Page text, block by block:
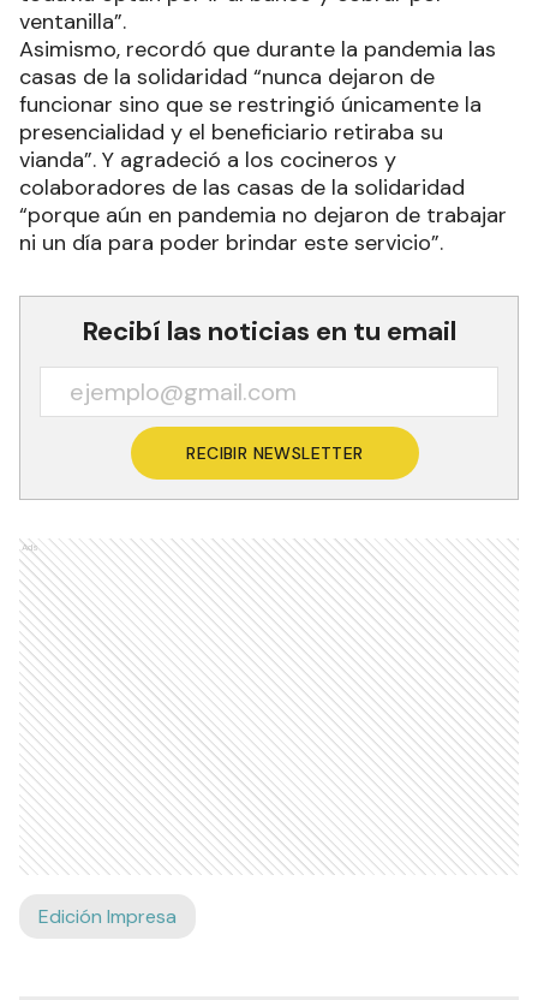
ventanilla”.
Asimismo, recordó que durante la pandemia las
casas de la solidaridad “nunca dejaron de
funcionar sino que se restringió únicamente la
presencialidad y el beneficiario retiraba su
vianda”. Y agradeció a los cocineros y
colaboradores de las casas de la solidaridad
“porque aún en pandemia no dejaron de trabajar
ni un día para poder brindar este servicio”.
Recibí las noticias en tu email
RECIBIR NEWSLETTER
Ads
Edición Impresa